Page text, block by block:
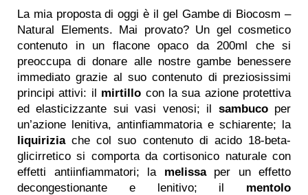
La mia proposta di oggi è il gel Gambe di Biocosm –
Natural Elements. Mai provato? Un gel cosmetico
contenuto in un flacone opaco da 200ml che si
preoccupa di donare alle nostre gambe benessere
immediato grazie al suo contenuto di preziosissimi
principi attivi: il mirtillo con la sua azione protettiva
ed elasticizzante sui vasi venosi; il sambucoper
un’azione lenitiva, antinfiammatoria e schiarente; la
liquiriziache col suo contenuto di acido 18-beta-
glicirretico si comporta da cortisonico naturale con
effetti antiinfiammatori; la melissaper un effetto
decongestionante e lenitivo; il mentolo